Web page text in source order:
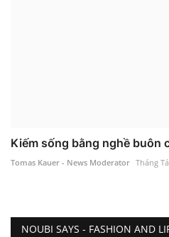
Kiếm sống bằng nghề buôn
Tomas Kauer - News Moderator Tháng
NOUBI SAYS - FASHION AND